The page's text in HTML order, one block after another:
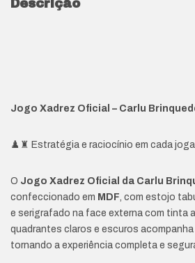
Descrição
Jogo Xadrez Oficial – Carlu
♟️♜ Estratégia e raciocínio em cada
O Jogo Xadrez Oficial da Carlu
confeccionado em MDF, com estojo
e serigrafado na face externa com tinta
quadrantes claros e escuros acompanha
tornando a experiência completa e